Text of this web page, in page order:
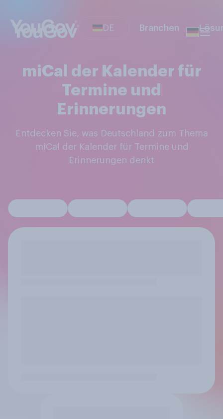
DE Branchen
miCal der Kalender für
Termine und
Erinnerungen
Entdecken Sie, was Deutschland zum Thema
miCal der Kalender für Termine und
Erinnerungen denkt